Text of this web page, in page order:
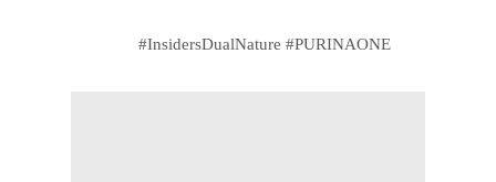
#InsidersDualNature #PURINAONE